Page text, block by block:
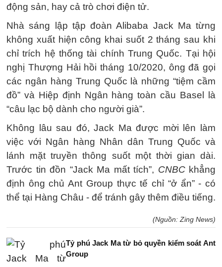
động sản, hay cả trò chơi điện tử.
Nhà sáng lập tập đoàn Alibaba Jack Ma từng
không xuất hiện công khai suốt 2 tháng sau khi
chỉ trích hệ thống tài chính Trung Quốc. Tại hội
nghị Thượng Hải hồi tháng 10/2020, ông đã gọi
các ngân hàng Trung Quốc là những “tiệm cầm
đồ” và Hiệp định Ngân hàng toàn cầu Basel là
“câu lạc bộ dành cho người già”.
Không lâu sau đó, Jack Ma được mời lên làm
việc với Ngân hàng Nhân dân Trung Quốc và
lánh mặt truyền thông suốt một thời gian dài.
Trước tin đồn “Jack Ma mất tích”, CNBC khẳng
định ông chủ Ant Group thực tế chỉ “ở ẩn” - có
thể tại Hàng Châu - để tránh gây thêm điều tiếng.
(Nguồn: Zing News)
Tỷ phú Jack Ma từ bỏ quyền kiểm soát Ant
Group